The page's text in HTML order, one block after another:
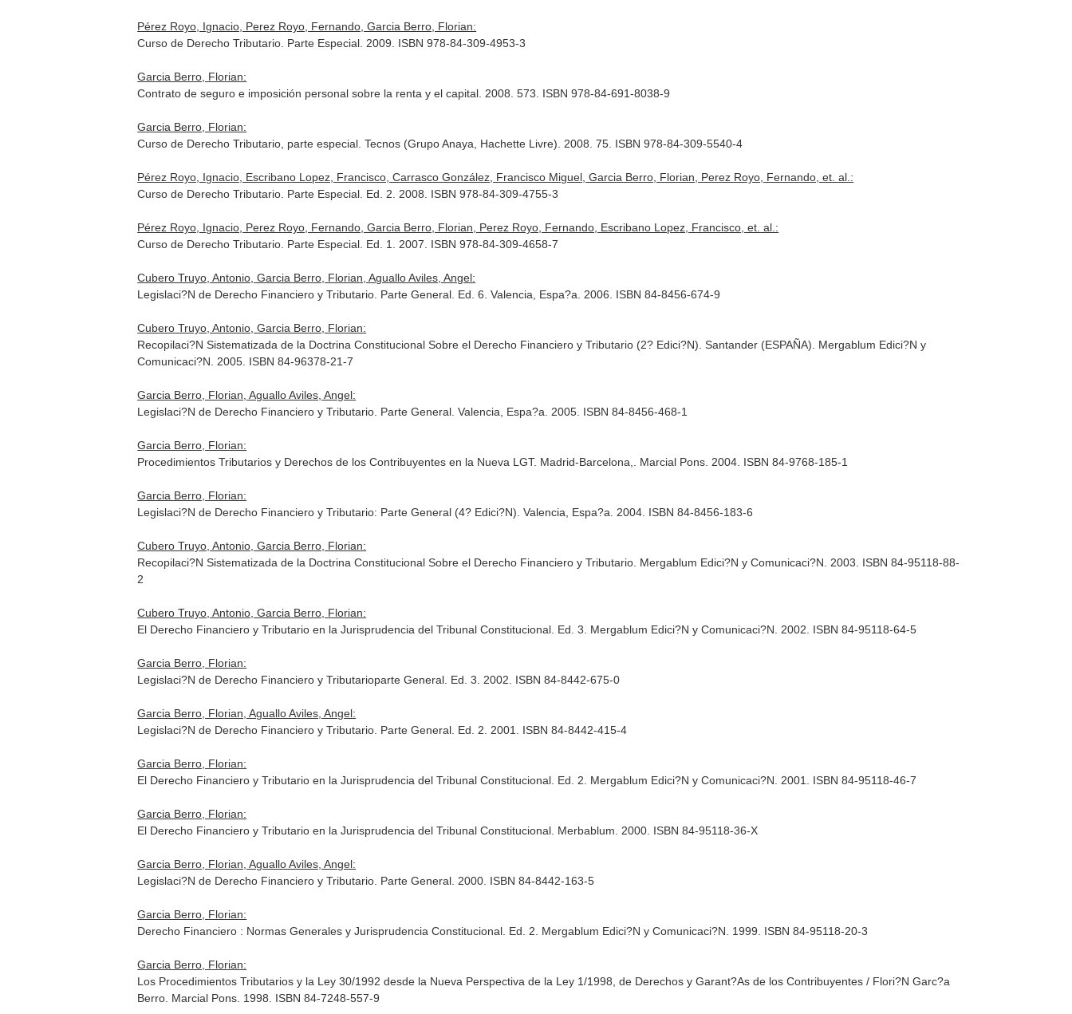
Pérez Royo, Ignacio, Perez Royo, Fernando, Garcia Berro, Florian:
Curso de Derecho Tributario. Parte Especial. 2009. ISBN 978-84-309-4953-3
Garcia Berro, Florian:
Contrato de seguro e imposición personal sobre la renta y el capital. 2008. 573. ISBN 978-84-691-8038-9
Garcia Berro, Florian:
Curso de Derecho Tributario, parte especial. Tecnos (Grupo Anaya, Hachette Livre). 2008. 75. ISBN 978-84-309-5540-4
Pérez Royo, Ignacio, Escribano Lopez, Francisco, Carrasco González, Francisco Miguel, Garcia Berro, Florian, Perez Royo, Fernando, et. al.:
Curso de Derecho Tributario. Parte Especial. Ed. 2. 2008. ISBN 978-84-309-4755-3
Pérez Royo, Ignacio, Perez Royo, Fernando, Garcia Berro, Florian, Perez Royo, Fernando, Escribano Lopez, Francisco, et. al.:
Curso de Derecho Tributario. Parte Especial. Ed. 1. 2007. ISBN 978-84-309-4658-7
Cubero Truyo, Antonio, Garcia Berro, Florian, Aguallo Aviles, Angel:
Legislaci?N de Derecho Financiero y Tributario. Parte General. Ed. 6. Valencia, Espa?a. 2006. ISBN 84-8456-674-9
Cubero Truyo, Antonio, Garcia Berro, Florian:
Recopilaci?N Sistematizada de la Doctrina Constitucional Sobre el Derecho Financiero y Tributario (2? Edici?N). Santander (ESPAÑA). Mergablum Edici?N y
Comunicaci?N. 2005. ISBN 84-96378-21-7
Garcia Berro, Florian, Aguallo Aviles, Angel:
Legislaci?N de Derecho Financiero y Tributario. Parte General. Valencia, Espa?a. 2005. ISBN 84-8456-468-1
Garcia Berro, Florian:
Procedimientos Tributarios y Derechos de los Contribuyentes en la Nueva LGT. Madrid-Barcelona,. Marcial Pons. 2004. ISBN 84-9768-185-1
Garcia Berro, Florian:
Legislaci?N de Derecho Financiero y Tributario: Parte General (4? Edici?N). Valencia, Espa?a. 2004. ISBN 84-8456-183-6
Cubero Truyo, Antonio, Garcia Berro, Florian:
Recopilaci?N Sistematizada de la Doctrina Constitucional Sobre el Derecho Financiero y Tributario. Mergablum Edici?N y Comunicaci?N. 2003. ISBN 84-95118-88-
2
Cubero Truyo, Antonio, Garcia Berro, Florian:
El Derecho Financiero y Tributario en la Jurisprudencia del Tribunal Constitucional. Ed. 3. Mergablum Edici?N y Comunicaci?N. 2002. ISBN 84-95118-64-5
Garcia Berro, Florian:
Legislaci?N de Derecho Financiero y Tributarioparte General. Ed. 3. 2002. ISBN 84-8442-675-0
Garcia Berro, Florian, Aguallo Aviles, Angel:
Legislaci?N de Derecho Financiero y Tributario. Parte General. Ed. 2. 2001. ISBN 84-8442-415-4
Garcia Berro, Florian:
El Derecho Financiero y Tributario en la Jurisprudencia del Tribunal Constitucional. Ed. 2. Mergablum Edici?N y Comunicaci?N. 2001. ISBN 84-95118-46-7
Garcia Berro, Florian:
El Derecho Financiero y Tributario en la Jurisprudencia del Tribunal Constitucional. Merbablum. 2000. ISBN 84-95118-36-X
Garcia Berro, Florian, Aguallo Aviles, Angel:
Legislaci?N de Derecho Financiero y Tributario. Parte General. 2000. ISBN 84-8442-163-5
Garcia Berro, Florian:
Derecho Financiero : Normas Generales y Jurisprudencia Constitucional. Ed. 2. Mergablum Edici?N y Comunicaci?N. 1999. ISBN 84-95118-20-3
Garcia Berro, Florian:
Los Procedimientos Tributarios y la Ley 30/1992 desde la Nueva Perspectiva de la Ley 1/1998, de Derechos y Garant?As de los Contribuyentes / Flori?N Garc?a
Berro. Marcial Pons. 1998. ISBN 84-7248-557-9